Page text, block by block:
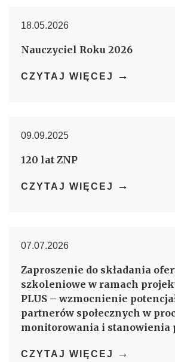
18.05.2026
Nauczyciel Roku 2026
CZYTAJ WIĘCEJ →
09.09.2025
120 lat ZNP
CZYTAJ WIĘCEJ →
07.07.2026
Zaproszenie do składania
szkoleniowe w ramach
PLUS – wzmocnienie
partnerów społecznych w
monitorowania i stanowienia
CZYTAJ WIĘCEJ →